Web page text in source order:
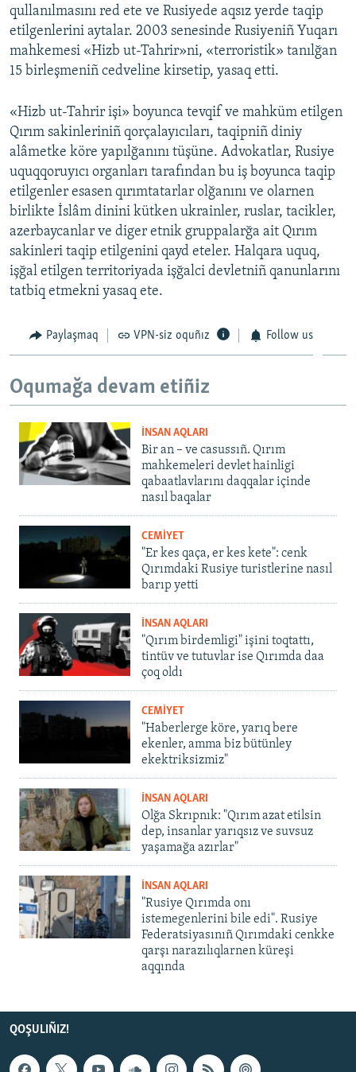
qullanılmasını red ete ve Rusiyede aqsız yerde taqip
etilgenlerini aytalar. 2003 senesinde Rusiyeniñ Yuqarı
mahkemesi «Hizb ut-Tahrir»ni, «terroristik» tanılğan
15 birleşmeniñ cedveline kirsetip, yasaq etti.
«Hizb ut-Tahrir işi» boyunca tevqif ve mahküm etilgen
Qırım sakinleriniñ qorçalayıcıları, taqipniñ diniy
alâmetke köre yapılğanını tüşüne. Advokatlar, Rusiye
uquqqoruyıcı organları tarafından bu iş boyunca taqip
etilgenler esasen qırımtatarlar olğanını ve olarnen
birlikte İslâm dinini kütken ukrainler, ruslar, tacikler,
azerbaycanlar ve diger etnik gruppalarğa ait Qırım
sakinleri taqip etilgenini qayd eteler. Halqara uquq,
işğal etilgen territoriyada işğalci devletniñ qanunlarını
tatbiq etmekni yasaq ete.
Paylaşmaq VPN-siz oquñız Follow us
Oqumağa devam etiñiz
İNSAN AQLARI
Bir an – ve casussıñ. Qırım
mahkemeleri devlet hainligi
qabaatlavlarını daqqalar içinde
nasıl baqalar
CEMİYET
"Er kes qaça, er kes kete": cenk
Qırımdaki Rusiye turistlerine nasıl
barıp yetti
İNSAN AQLARI
"Qırım birdemligi" işini toqtattı,
tintüv ve tutuvlar ise Qırımda daa
çoq oldı
CEMİYET
"Haberlerge köre, yarıq bere
ekenler, amma biz bütünley
ekektriksizmiz"
İNSAN AQLARI
Olğa Skrıpnık: "Qırım azat etilsin
dep, insanlar yarıqsız ve suvsuz
yaşamağa azırlar"
İNSAN AQLARI
"Rusiye Qırımda onı
istemegenlerini bile edi". Rusiye
Federatsiyasınıñ Qırımdaki cenkke
qarşı narazılıqlarnen küreşi
aqqında
QOŞULIÑIZ!